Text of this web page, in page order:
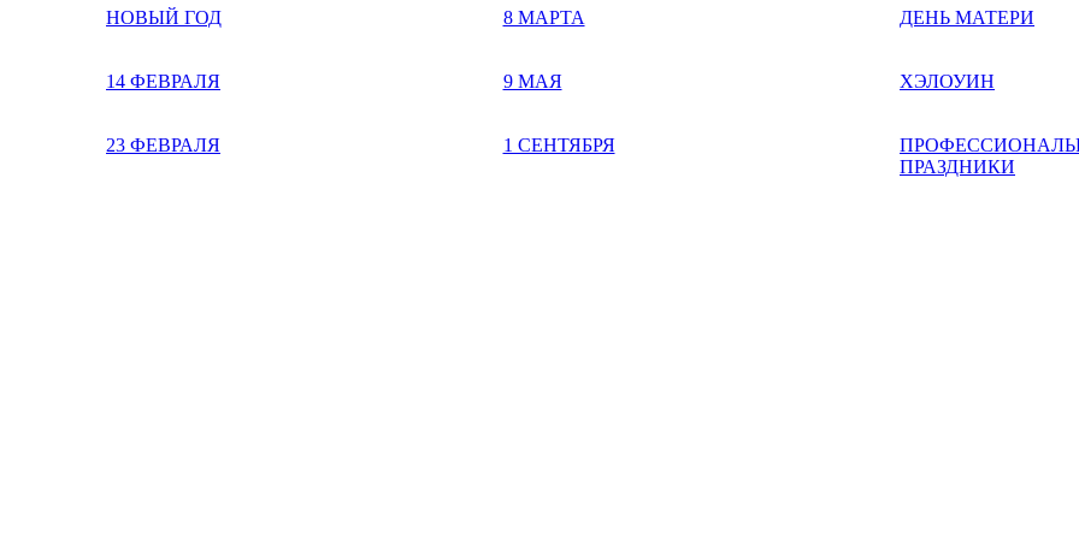
НОВЫЙ ГОД
14 ФЕВРАЛЯ
23 ФЕВРАЛЯ
8 МАРТА
9 МАЯ
1 СЕНТЯБРЯ
ДЕНЬ МАТЕРИ
ХЭЛОУИН
ПРАЗДНИКИ